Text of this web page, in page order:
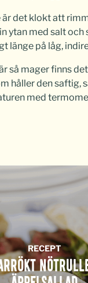
är det klokt att
ytan med salt och
länge på låg,
så mager finns
håller den saftig,
med
RECEPT